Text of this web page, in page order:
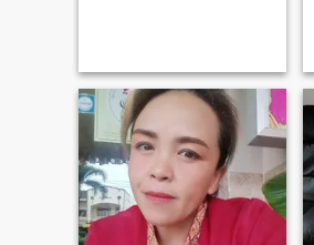
mich nicht natürlich, aber ich
nicht, aber ich tue, aber ich
halte mich nicht natürlich,
aber ich tue es nie, aber ich
tue es, aber ich tue es, aber
ich tue es, aber ich bekomme
mich immer. Ich kontaktiere
mich nicht .. (G und malzig
viery schwere Therapie für
mich!! Tut mir leid für mein
Englisch nicht Sake! Vielen